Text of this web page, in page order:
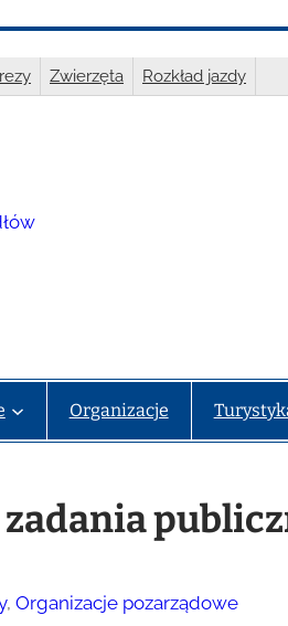
Zwierzęta Rozkład jazdy
Organizacje
, Organizacje pozarządowe